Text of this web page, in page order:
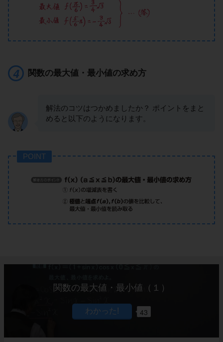
関数の最大値・最小値の求め方
解法のコツはつかめましたか？ ポイントをまと
めると以下のようになります。
POINT
関数の最大値・最小値（１）
43